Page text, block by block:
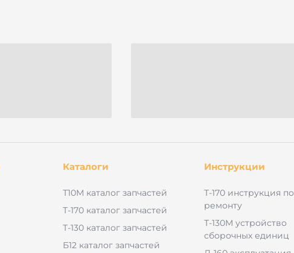
Каталоги
Т10М каталог запчастей
Т-170 каталог запчастей
Т-130 каталог запчастей
Б12 каталог запчастей
Инструкции
Т-170 инструкция по
ремонту
Т-130М устройство
сборочных единиц